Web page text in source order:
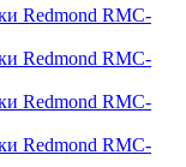
Redmond RMC-
Redmond RMC-
Redmond RMC-
Redmond RMC-